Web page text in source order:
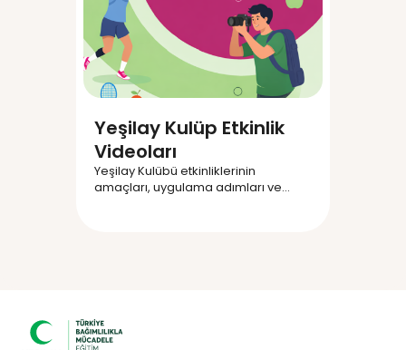
Yeşilay Kulüp Etkinlik
Videoları
Yeşilay Kulübü etkinliklerinin
amaçları, uygulama adımları ve